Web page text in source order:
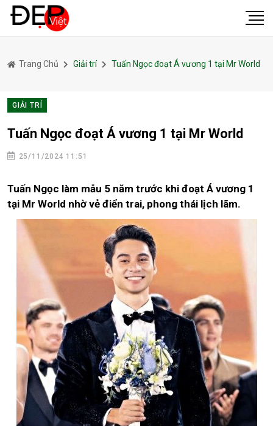
Trang Chủ Giải trí Tuấn Ngọc đoạt Á vương 1 tại Mr World
GIẢI TRÍ
Tuấn Ngọc đoạt Á vương 1 tại Mr World
25/11/2024 11:51
Tuấn Ngọc làm mẫu 5 năm trước khi đoạt Á vương 1
tại Mr World nhờ vẻ điển trai, phong thái lịch lãm.